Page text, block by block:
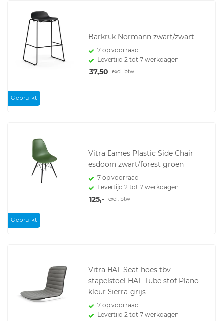
Gebruikt
Barkruk Normann zwart/zwart
7 op voorraad
Levertijd 2 tot 7 werkdagen
37,50 excl. btw
Gebruikt
Vitra Eames Plastic Side Chair
esdoorn zwart/forest groen
7 op voorraad
Levertijd 2 tot 7 werkdagen
125,- excl. btw
Vitra HAL Seat hoes tbv
stapelstoel HAL Tube stof Plano
kleur Sierra-grijs
7 op voorraad
Levertijd 2 tot 7 werkdagen